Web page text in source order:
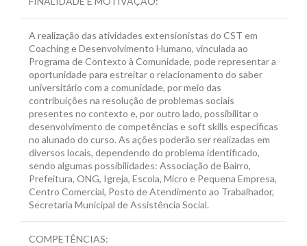
A realização das atividades extensionistas do CST em
Coaching e Desenvolvimento Humano, vinculada ao
Programa de Contexto à Comunidade, pode representar a
oportunidade para estreitar o relacionamento do saber
universitário com a comunidade, por meio das
contribuições na resolução de problemas sociais
presentes no contexto e, por outro lado, possibilitar o
desenvolvimento de competências e soft skills específicas
no alunado do curso. As ações poderão ser realizadas em
diversos locais, dependendo do problema identificado,
sendo algumas possibilidades: Associação de Bairro,
Prefeitura, ONG, Igreja, Escola, Micro e Pequena Empresa,
Centro Comercial, Posto de Atendimento ao Trabalhador,
Secretaria Municipal de Assistência Social.
COMPETÊNCIAS: